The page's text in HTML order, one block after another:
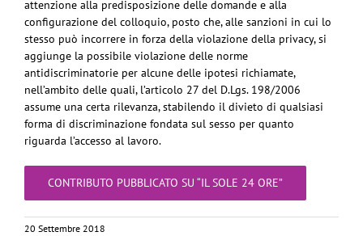
attenzione alla predisposizione delle domande e alla
configurazione del colloquio, posto che, alle sanzioni in cui lo
stesso può incorrere in forza della violazione della privacy, si
aggiunge la possibile violazione delle norme
antidiscriminatorie per alcune delle ipotesi richiamate,
nell’ambito delle quali, l’articolo 27 del D.Lgs. 198/2006
assume una certa rilevanza, stabilendo il divieto di qualsiasi
forma di discriminazione fondata sul sesso per quanto
riguarda l’accesso al lavoro.
CONTRIBUTO PUBBLICATO SU “IL SOLE 24 ORE”
20 Settembre 2018